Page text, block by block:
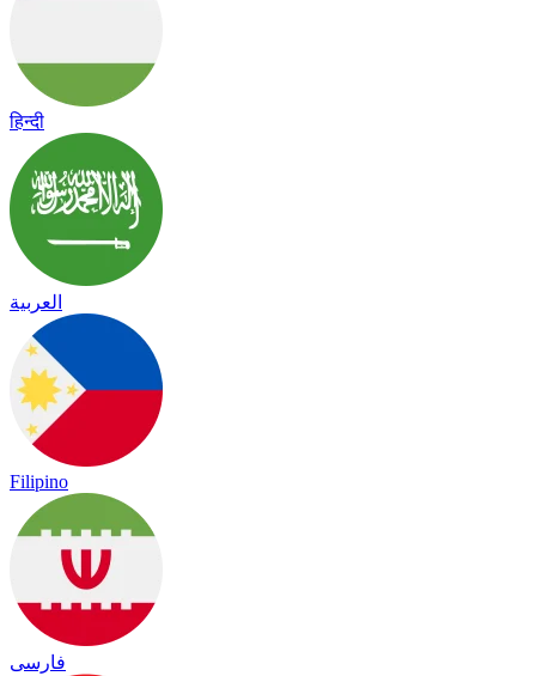
हिन्दी
العربية
Filipino
فارسی